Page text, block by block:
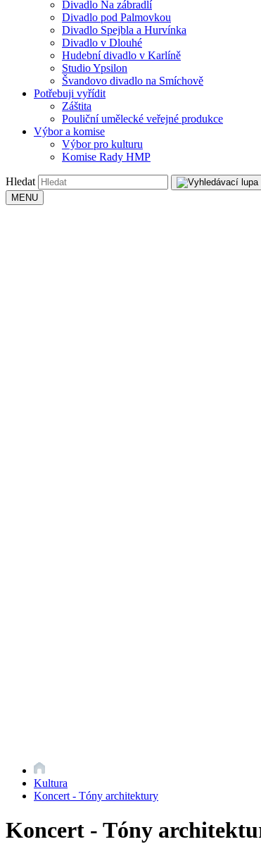
Divadlo Na zábradlí
Divadlo pod Palmovkou
Divadlo Spejbla a Hurvínka
Divadlo v Dlouhé
Hudební divadlo v Karlíně
Studio Ypsilon
Švandovo divadlo na Smíchově
Potřebuji vyřídit
Záštita
Pouliční umělecké veřejné produkce
Výbor a komise
Výbor pro kulturu
Komise Rady HMP
Hledat
MENU
Kultura
Koncert - Tóny architektury
Koncert - Tóny